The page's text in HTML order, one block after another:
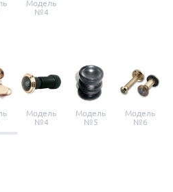
Модель
№4
Модель
№4
Модель
№5
Модель
№6